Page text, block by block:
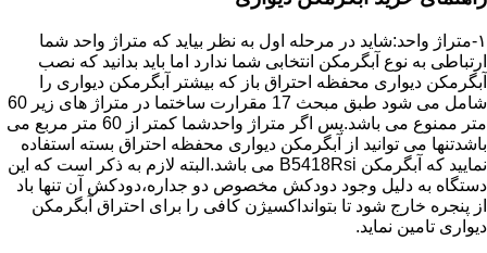
۱-متراژ واحد:شاید در مرحله اول به نظر بیاید که متراژ واحد شما
ارتباطی به نوع آبگرمکن انتخابی شما ندارد اما باید بدانید که نصب
آبگرمکن دیواری محفظه احتراق باز که بیشتر آبگرمکن دیواری را
شامل می شود طبق مبحث 17 مقرارت ساختما در متراژ های زیر 60
متر ممنوع می باشد.پس اگر متراژ واحدشما کمتر از 60 متر مربع می
باشدتنها می توانید از آبگرمکن دیواری محفظه احتراق بسته استفاده
نمایید که آبگرمکن B5418Rsi می باشد.البته لازم به ذکر است که این
دستگاه به دلیل وجود دودکش مخصوص دو جداره،دودکش آن تنها باد
از پنجره خارج شود تا بتوانداکسیژن کافی را برای احتراق آبگرمکن
دیواری تامین نماید.